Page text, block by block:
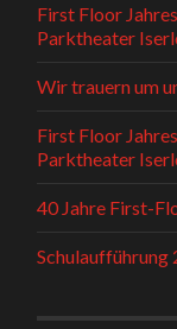
First Floor
Parktheater
Wir trauern um
First Floor
Parktheater
40 Jahre First-
Schulaufführung